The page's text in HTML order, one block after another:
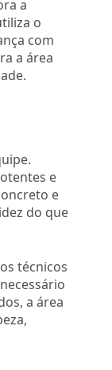
a
o
com
a área
e
e
do que
técnicos
a área